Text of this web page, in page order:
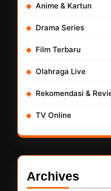
Anime & Kartun
Drama Series
Film Terbaru
Olahraga Live
Rekomendasi &
TV Online
Archives